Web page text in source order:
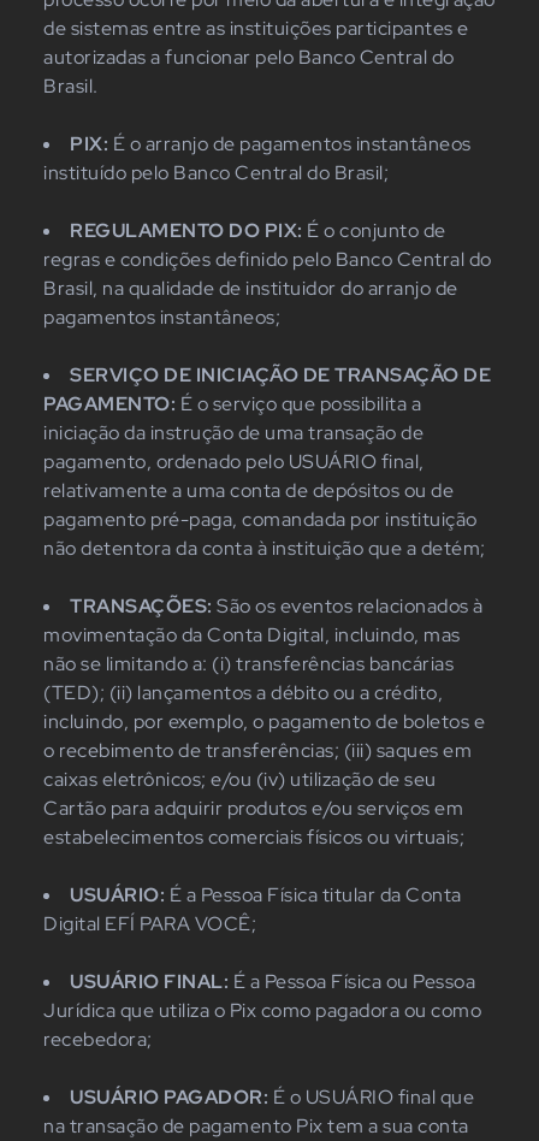
de sistemas entre as instituições participantes e
autorizadas a funcionar pelo Banco Central do
Brasil.
PIX: É o arranjo de pagamentos instantâneos
instituído pelo Banco Central do Brasil;
REGULAMENTO DO PIX: É o conjunto de
regras e condições definido pelo Banco Central do
Brasil, na qualidade de instituidor do arranjo de
pagamentos instantâneos;
SERVIÇO DE INICIAÇÃO DE TRANSAÇÃO DE
PAGAMENTO: É o serviço que possibilita a
iniciação da instrução de uma transação de
pagamento, ordenado pelo USUÁRIO final,
relativamente a uma conta de depósitos ou de
pagamento pré-paga, comandada por instituição
não detentora da conta à instituição que a detém;
TRANSAÇÕES: São os eventos relacionados à
movimentação da Conta Digital, incluindo, mas
não se limitando a: (i) transferências bancárias
(TED); (ii) lançamentos a débito ou a crédito,
incluindo, por exemplo, o pagamento de boletos e
o recebimento de transferências; (iii) saques em
caixas eletrônicos; e/ou (iv) utilização de seu
Cartão para adquirir produtos e/ou serviços em
estabelecimentos comerciais físicos ou virtuais;
USUÁRIO: É a Pessoa Física titular da Conta
Digital EFÍ PARA VOCÊ;
USUÁRIO FINAL: É a Pessoa Física ou Pessoa
Jurídica que utiliza o Pix como pagadora ou como
recebedora;
USUÁRIO PAGADOR: É o USUÁRIO final que
na transação de pagamento Pix tem a sua conta